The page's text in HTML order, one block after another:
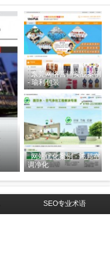
东莞网络营销实战案例
- 瑜利包装
网站优化案例 - 鸿邦空
调净化
SEO专业术语